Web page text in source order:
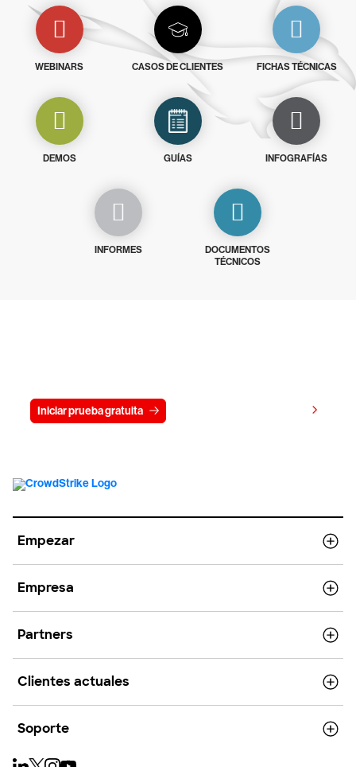
WEBINARS CASOS DE CLIENTES FICHAS TÉCNICAS
DEMOS GUÍAS INFOGRAFÍAS
INFORMES
DOCUMENTOS
TÉCNICOS
Iniciar prueba gratuita
Empezar
Empresa
Partners
Clientes actuales
Soporte